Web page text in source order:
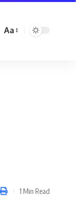
Font
Aa
1 Min Read